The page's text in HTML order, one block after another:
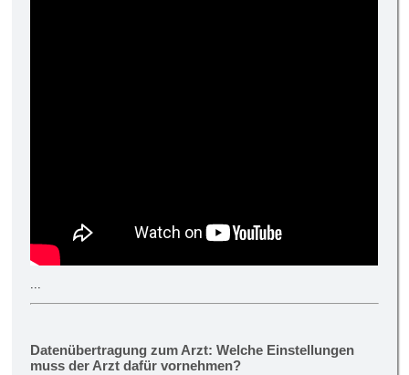
Datenübertragung zum Arzt: Welche Einstellungen
muss der Arzt dafür vornehmen?